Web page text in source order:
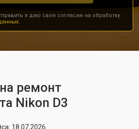
я даю свое согласие на обработку
ремонт
Nikon D3
18.07.2026